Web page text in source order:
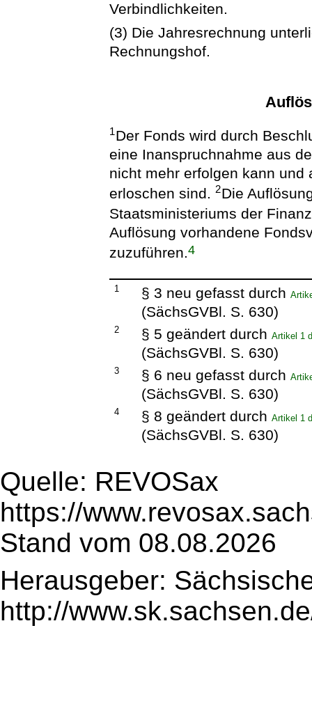
Verbindlichkeiten.
(3) Die Jahresrechnung
Rechnungshof.
1Der Fonds wird durch
eine Inanspruchnahme aus
nicht mehr erfolgen kann
erloschen sind.2Die
Staatsministeriums der
Auflösung vorhandene
zuzuführen.4
1 § 3 neu gefasst durch
(SächsGVBl. S. 630)
2 § 5 geändert durch Artikel 1
(SächsGVBl. S. 630)
3 § 6 neu gefasst durch
(SächsGVBl. S. 630)
4 § 8 geändert durch Artikel 1
(SächsGVBl. S. 630)
Quelle: REVOSax
https://
Stand vom 08.08.2026
Herausgeber:
http://